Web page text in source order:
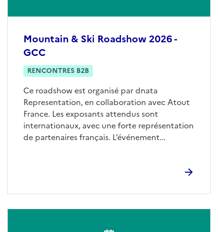
Mountain & Ski Roadshow 2026 -
GCC
RENCONTRES B2B
Ce roadshow est organisé par dnata
Representation, en collaboration avec Atout
France. Les exposants attendus sont
internationaux, avec une forte représentation
de partenaires français. L’événement...